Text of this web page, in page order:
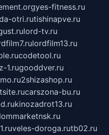
yes-fitness.ru
otri.rutishinapve.ru
lord-tv.ru
lordfilm13.ru
codetool.ru
1.rugooddver.ru
2shizashop.ru
carszona-bu.ru
kinozadrot13.ru
veles-doroga.rutb02.ru